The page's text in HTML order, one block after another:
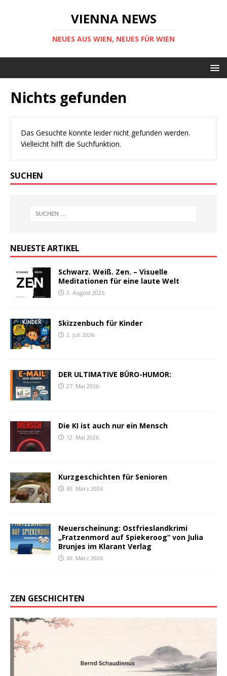
VIENNA NEWS
NEUES AUS WIEN, NEUES FÜR WIEN
Nichts gefunden
Das Gesuchte konnte leider nicht gefunden werden.
Vielleicht hilft die Suchfunktion.
SUCHEN
NEUESTE ARTIKEL
Schwarz. Weiß. Zen. – Visuelle
Meditationen für eine laute Welt
3. August 2026
Skizzenbuch für Kinder
2. Juli 2026
DER ULTIMATIVE BÜRO-HUMOR:
27. Mai 2026
Die KI ist auch nur ein Mensch
12. Mai 2026
Kurzgeschichten für Senioren
30. März 2026
Neuerscheinung: Ostfrieslandkrimi
„Fratzenmord auf Spiekeroog“ von Julia
Brunjes im Klarant Verlag
30. März 2026
ZEN GESCHICHTEN